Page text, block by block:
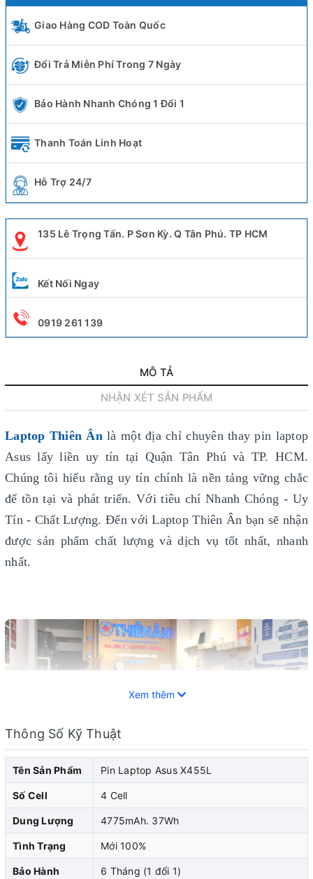
Giao Hàng COD Toàn Quốc
Đổi Trả Miễn Phí Trong 7 Ngày
Bảo Hành Nhanh Chóng 1 Đổi 1
Thanh Toán Linh Hoạt
Hỗ Trợ 24/7
135 Lê Trọng Tấn. P Sơn Kỳ. Q Tân Phú. TP HCM
Kết Nối Ngay
0919 261 139
MÔ TẢ
NHẬN XÉT SẢN PHẨM
Laptop Thiên Ânlà một địa chỉ chuyên thay pin laptop
Asus lấy liền uy tín tại Quận Tân Phú và TP. HCM.
Chúng tôi hiểu rằng uy tín chính là nền tảng vững chắc
để tồn tại và phát triển. Với tiêu chí Nhanh Chóng - Uy
Tín - Chất Lượng. Đến với Laptop Thiên Ân bạn sẽ nhận
được sản phẩm chất lượng và dịch vụ tốt nhất, nhanh
nhất.
Pin laptop Asus là một trong những thành phần quan
trọng giúp duy trì và cung cấp năng lượng hoạt
động cho laptop của bạn khi không có nguồn điện. Tuy
Xem thêm
Thông Số Kỹ Thuật
Tên Sản Phẩm Pin Laptop Asus X455L
Số Cell 4 Cell
Dung Lượng 4775mAh. 37Wh
Tình Trạng Mới 100%
Bảo Hành 6 Tháng (1 đổi 1)